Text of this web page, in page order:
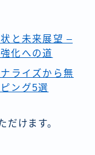
と未来展望 –
化への道
ライズから無
ング5選
だけます。